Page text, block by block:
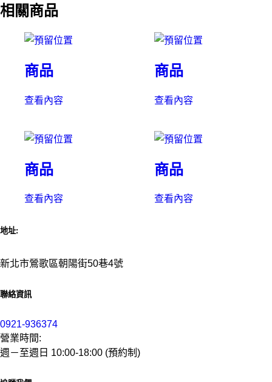
相關商品
商品
查看內容
商品
查看內容
商品
查看內容
商品
查看內容
地址:
新北市鶯歌區朝陽街50巷4號
聯絡資訊
0921-936374
營業時間:
週－至週日 10:00-18:00 (預約制)